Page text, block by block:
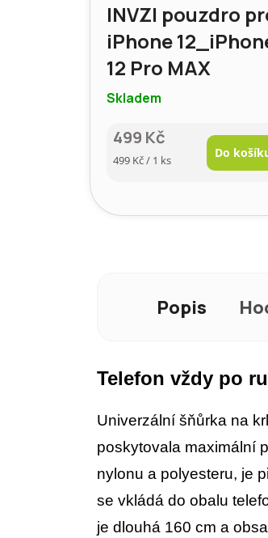
INVZI pouzdro
iPhone
12 Pro MAX
Skladem
499 Kč
Měrná
499 Kč / 1 ks
Do
Popis
Telefon vždy po
Univerzální šňůrka na
poskytovala maximální
nylonu a polyesteru, je
se vkládá do obalu
je dlouhá 160 cm a